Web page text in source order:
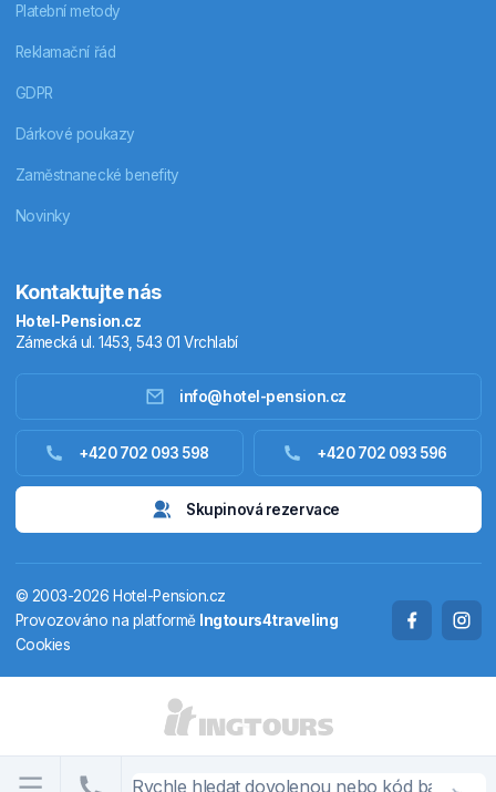
Ubytování zahraniční
Termály
Chaty a chalupy
DE
Platební metody
Reklamační řád
GDPR
Dárkové poukazy
Zaměstnanecké benefity
Novinky
Kontaktujte nás
Hotel-Pension.cz
Zámecká ul. 1453, 543 01 Vrchlabí
info@hotel-pension.cz
+420 702 093 598 +420 702 093 596
Skupinová rezervace
© 2003-2026 Hotel-Pension.cz
Provozováno na platformě Ingtours4traveling
Cookies